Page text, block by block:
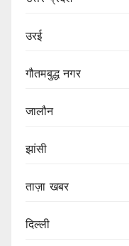
उरई
गौतमबुद्ध नगर
जालौन
झांसी
ताज़ा खबर
दिल्ली